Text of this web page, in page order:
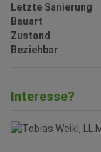
Letzte Sanierung
Bauart
Zustand
Beziehbar
Interesse?